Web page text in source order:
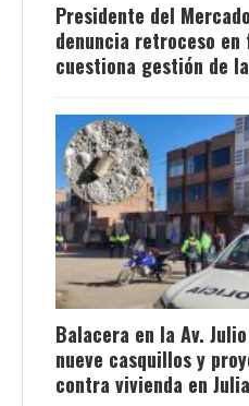
Presidente del
denuncia retroceso
cuestiona gestión de
Balacera en la Av.
nueve casquillos y
contra vivienda en